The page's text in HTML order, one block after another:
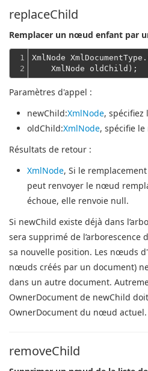
replaceChild
Remplacer un nœud enfant par
1
2
XmlNode
    XmlNode oldChild);
Paramètres d'appel :
newChild:XmlNode,
oldChild:XmlNode, spécifie
Résultats de retour :
XmlNode, Si le
peut renvoyer le nœud
échoue, elle renvoie null.
Si newChild existe déjà dans
sera supprimé de l’arborescence
sa nouvelle position. Les nœuds
nœuds créés par un document)
dans un autre document.
OwnerDocument de newChild
OwnerDocument du nœud actuel.
removeChild